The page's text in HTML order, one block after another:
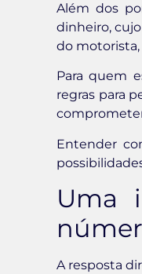
Além dos
dinheiro,
do motorista,
Para quem
regras para
Entender
Uma
A resposta